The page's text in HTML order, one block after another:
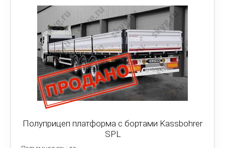
Полуприцеп платформа с бортами Kassbohrer
SPL